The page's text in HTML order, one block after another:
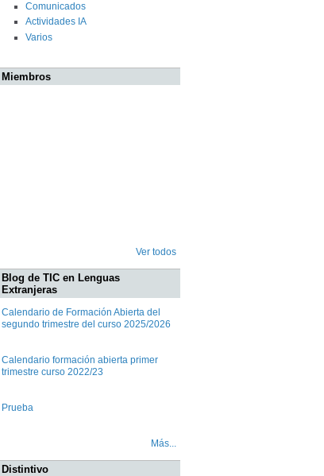
Comunicados
Actividades IA
Varios
Miembros
Ver todos
Blog de TIC en Lenguas
Extranjeras
Calendario de Formación Abierta del
segundo trimestre del curso 2025/2026
Calendario formación abierta primer
trimestre curso 2022/23
Prueba
Más...
Distintivo